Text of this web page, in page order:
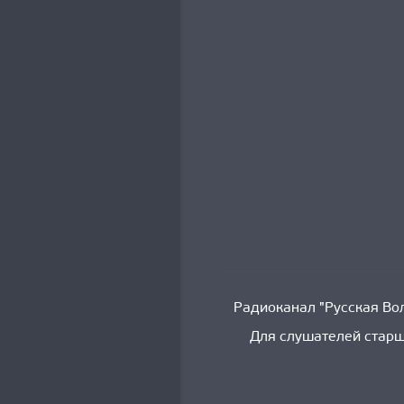
Радиоканал "Русская
Для слушателей